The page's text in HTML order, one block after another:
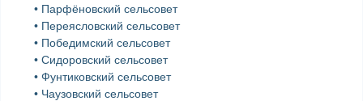
• Парфёновский сельсовет
• Переясловский сельсовет
• Победимский сельсовет
• Сидоровский сельсовет
• Фунтиковский сельсовет
• Чаузовский сельсовет